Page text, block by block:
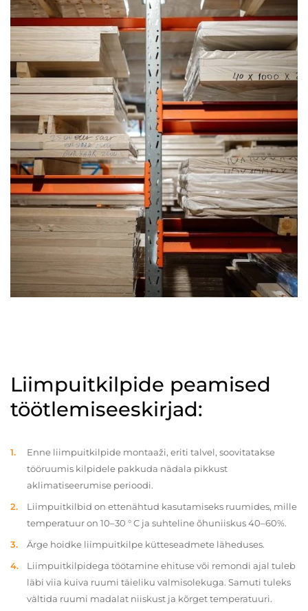
Liimpuitkilpide peamised
töötlemiseeskirjad:
Enne liimpuitkilpide montaaži, eriti talvel, soovitatakse
tööruumis kilpidele pakkuda nädala pikkust
aklimatiseerumise perioodi.
Liimpuitkilbid on ettenähtud kasutamiseks ruumides, mille
temperatuur on 10–30 ° C ja suhteline õhuniiskus 40–60%.
Ärge hoidke liimpuitkilpe kütteseadmete läheduses.
Liimpuitkilpidega töötamine ehituse või remondi ajal tuleb
läbi viia kuiva ruumi täieliku valmisolekuga. Samuti tuleks
vältida ruumi madalat niiskust ja kõrget temperatuuri.